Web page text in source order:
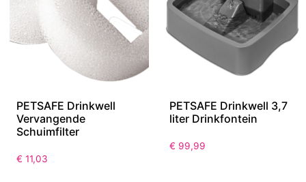
PETSAFE Drinkwell
Vervangende
Schuimfilter
€ 11,03
PETSAFE Drinkwell 3,7
liter Drinkfontein
€ 99,99